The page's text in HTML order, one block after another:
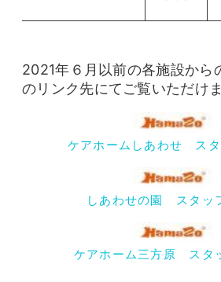
2021年６月以前の各施設から
のリンク先にてご覧いただけま
ケアホームしあわせ ス
しあわせの園 スタッ
ケアホーム三方原 スタ